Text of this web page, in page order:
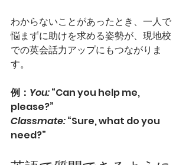
わからないことがあったとき、一人で
悩まずに助けを求める姿勢が、現地校
での英会話力アップにもつながりま
す。
例： You: “Can you help me,
please?”
Classmate: “Sure, what do you
need?”